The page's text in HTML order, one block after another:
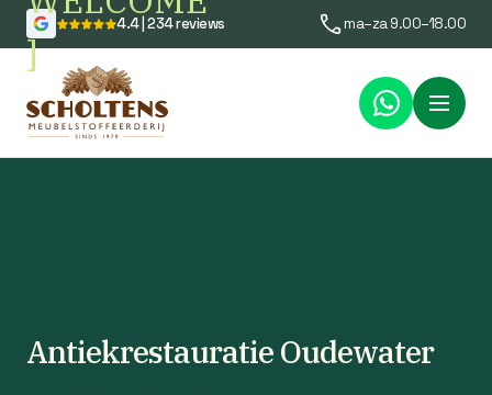
]
4.4 | 234 reviews ma–za 9.00–18.00
Menu
Antiekrestauratie Oudewater